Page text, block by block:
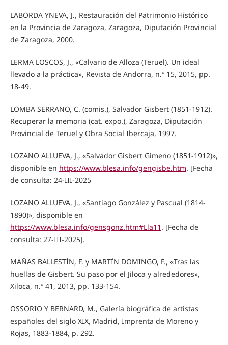
LABORDA YNEVA, J., Restauración del Patrimonio Histórico
en la Provincia de Zaragoza, Zaragoza, Diputación Provincial
de Zaragoza, 2000.
LERMA LOSCOS, J., «Calvario de Alloza (Teruel). Un ideal
llevado a la práctica», Revista de Andorra, n.º 15, 2015, pp.
18-49.
LOMBA SERRANO, C. (comis.), Salvador Gisbert (1851-1912).
Recuperar la memoria (cat. expo.), Zaragoza, Diputación
Provincial de Teruel y Obra Social Ibercaja, 1997.
LOZANO ALLUEVA, J., «Salvador Gisbert Gimeno (1851-1912)»,
disponible en https://www.blesa.info/gengisbe.htm. [Fecha
de consulta: 24-III-2025
LOZANO ALLUEVA, J., «Santiago González y Pascual (1814-
1890)», disponible en
https://www.blesa.info/gensgonz.htm#Lla11 . [Fecha de
consulta: 27-III-2025].
MAÑAS BALLESTÍN, F. y MARTÍN DOMINGO, F., «Tras las
huellas de Gisbert. Su paso por el Jiloca y alrededores»,
Xiloca, n.º 41, 2013, pp. 133-154.
OSSORIO Y BERNARD, M., Galería biográfica de artistas
españoles del siglo XIX, Madrid, Imprenta de Moreno y
Rojas, 1883-1884, p. 292.